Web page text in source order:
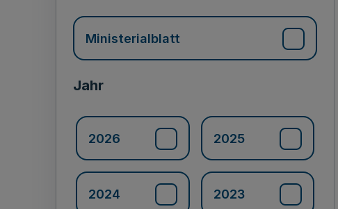
Ministerialblatt
Jahr
2026 2025
2024 2023